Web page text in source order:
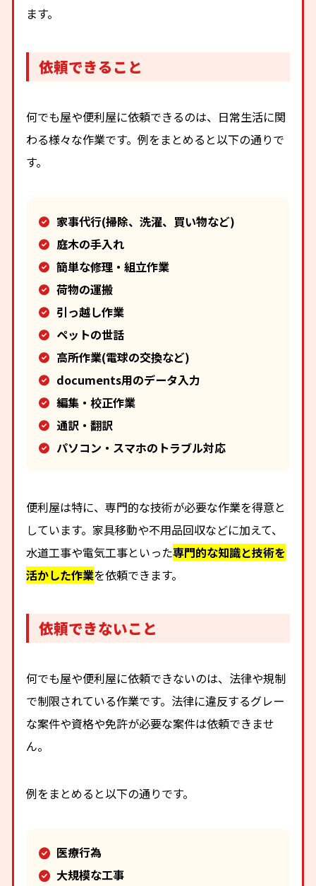
ます。
依頼できること
何でも屋や便利屋に依頼できるのは、日常生活に関
わる様々な作業です。例をまとめると以下の通りで
す。
家事代行(掃除、洗濯、買い物など)
庭木の手入れ
簡単な修理・組立作業
荷物の運搬
引っ越し作業
ペットの世話
高所作業(電球の交換など)
documents用のデータ入力
編集・校正作業
通訳・翻訳
パソコン・スマホのトラブル対応
便利屋は特に、専門的な技術が必要な作業を得意と
しています。家具移動や不用品回収などに加えて、
水道工事や電気工事といった専門的な知識と技術を
活かした作業を依頼できます。
依頼できないこと
何でも屋や便利屋に依頼できないのは、法律や規制
で制限されている作業です。​​法律に違反するグレー
な案件や資格や免許が必要な案件は依頼できませ
ん。
例をまとめると以下の通りです。
医療行為
大規模な工事